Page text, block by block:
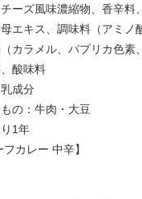
ーズ風味濃縮物、香辛料
エキス、調味料（アミノ
カラメル、パプリカ色素
酸味料
成分
の：牛肉・大豆
1年
カレー 中辛】